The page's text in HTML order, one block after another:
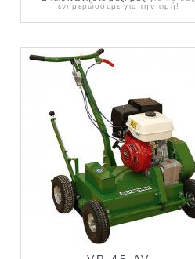
ενημερώσουμε για την τιμή!